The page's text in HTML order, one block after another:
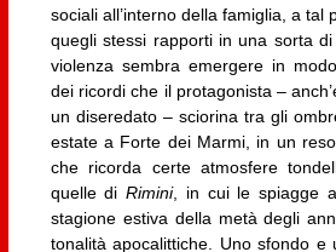
sociali all’interno della famiglia, a tal
quegli stessi rapporti in una sorta
violenza sembra emergere in
dei ricordi che il protagonista –
un diseredato – sciorina tra gli
estate a Forte dei Marmi, in un
che ricorda certe atmosfere
quelle diRimini, in cui le spiagge
stagione estiva della metà degli
tonalità apocalittiche. Uno sfondo e